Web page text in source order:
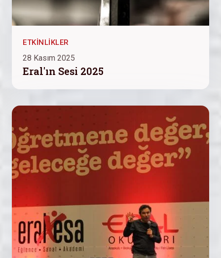
ETKINLIKLER
28 Kasım 2025
Eral'ın Sesi 2025